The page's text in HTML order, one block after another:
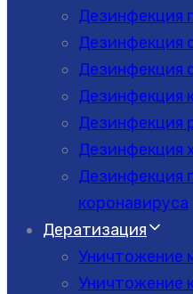
Дезинфекция
Дезинфекция
Дезинфекция
Дезинфекция
Дезинфекция
Дезинфекция
Дезинфекция
коронавируса
Дератизация
Уничтожение
Уничтожение